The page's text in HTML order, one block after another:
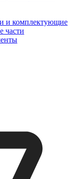
и комплектующие
части